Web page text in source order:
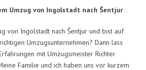
Umzug von Ingolstadt nach Šentjur
von Ingolstadt nach Šentjur und bist auf
Umzugsunternehmen? Dann lass
mit Umzugsmeister Richter
Familie und ich haben uns vor kurzem